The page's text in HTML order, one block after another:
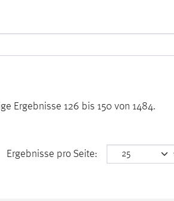
Ergebnisse 126 bis 150 von 1484.
Ergebnisse pro Seite: